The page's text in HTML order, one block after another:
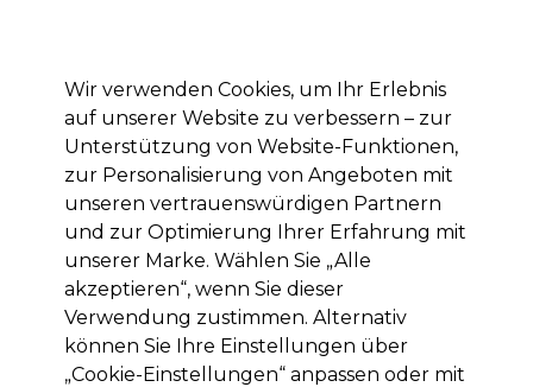
Anmelden
Marken Deals Haare Elektrogeräte Saloneinrichtung
Lieferung und Lieferzeiten
– mehr erfahren
Schwarzkopf Professional
Schwarzkopf Professional Igora Royal
Highlifts Permanent Haarfarbe 60ml
10-21
Wir verwenden Cookies, um Ihr Erlebnis
auf unserer Website zu verbessern – zur
Unterstützung von Website-Funktionen,
zur Personalisierung von Angeboten mit
unseren vertrauenswürdigen Partnern
und zur Optimierung Ihrer Erfahrung mit
unserer Marke. Wählen Sie „Alle
akzeptieren“, wenn Sie dieser
Verwendung zustimmen. Alternativ
können Sie Ihre Einstellungen über
„Cookie-Einstellungen“ anpassen oder mit